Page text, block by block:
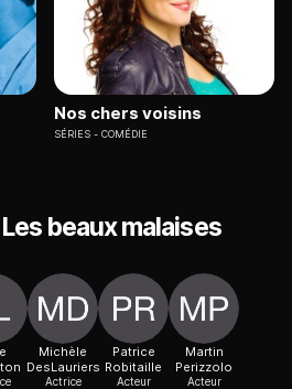
Nos chers voisins
SÉRIES COMÉDIE
beaux malaises
Michèle
DesLauriers
Actrice
Patrice
Robitaille
Acteur
Martin
Perizzolo
Acteur